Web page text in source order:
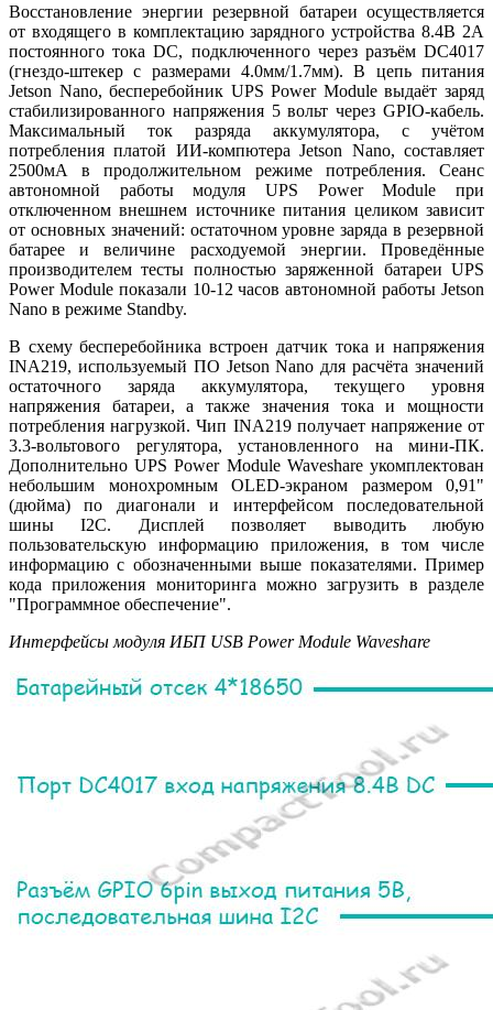
Восстановление энергии резервной батареи осуществляется
от входящего в комплектацию зарядного устройства 8.4В 2А
постоянного тока DC, подключенного через разъём DC4017
(гнездо-штекер с размерами 4.0мм/1.7мм). В цепь питания
Jetson Nano, бесперебойник UPS Power Module выдаёт заряд
стабилизированного напряжения 5 вольт через GPIO-кабель.
Максимальный ток разряда аккумулятора, с учётом
потребления платой ИИ-компютера Jetson Nano, составляет
2500мА в продолжительном режиме потребления. Сеанс
автономной работы модуля UPS Power Module при
отключенном внешнем источнике питания целиком зависит
от основных значений: остаточном уровне заряда в резервной
батарее и величине расходуемой энергии. Проведённые
производителем тесты полностью заряженной батареи UPS
Power Module показали 10-12 часов автономной работы Jetson
Nano в режиме Standby.
В схему бесперебойника встроен датчик тока и напряжения
INA219, используемый ПО Jetson Nano для расчёта значений
остаточного заряда аккумулятора, текущего уровня
напряжения батареи, а также значения тока и мощности
потребления нагрузкой. Чип INA219 получает напряжение от
3.3-вольтового регулятора, установленного на мини-ПК.
Дополнительно UPS Power Module Waveshare укомплектован
небольшим монохромным OLED-экраном размером 0,91"
(дюйма) по диагонали и интерфейсом последовательной
шины I2C. Дисплей позволяет выводить любую
пользовательскую информацию приложения, в том числе
информацию с обозначенными выше показателями. Пример
кода приложения мониторинга можно загрузить в разделе
"Программное обеспечение".
Интерфейсы модуля ИБП USB Power Module Waveshare